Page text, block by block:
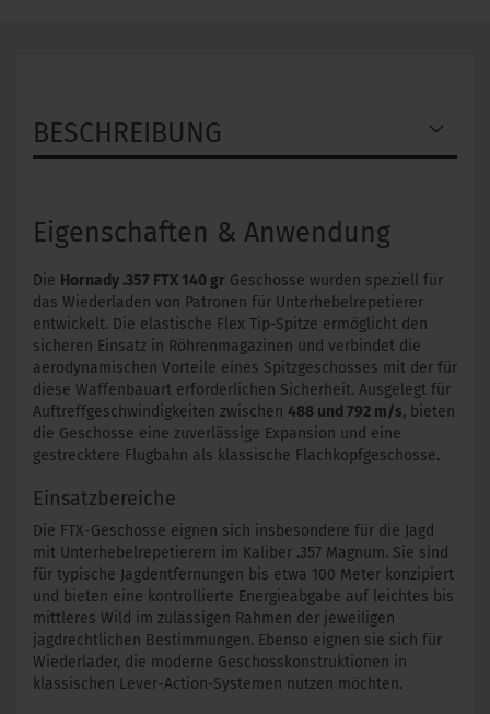
BESCHREIBUNG
Eigenschaften & Anwendung
Die Hornady .357 FTX 140 gr Geschosse wurden speziell für
das Wiederladen von Patronen für Unterhebelrepetierer
entwickelt. Die elastische Flex Tip-Spitze ermöglicht den
sicheren Einsatz in Röhrenmagazinen und verbindet die
aerodynamischen Vorteile eines Spitzgeschosses mit der für
diese Waffenbauart erforderlichen Sicherheit. Ausgelegt für
Auftreffgeschwindigkeiten zwischen 488 und 792 m/s, bieten
die Geschosse eine zuverlässige Expansion und eine
gestrecktere Flugbahn als klassische Flachkopfgeschosse.
Einsatzbereiche
Die FTX-Geschosse eignen sich insbesondere für die Jagd
mit Unterhebelrepetierern im Kaliber .357 Magnum. Sie sind
für typische Jagdentfernungen bis etwa 100 Meter konzipiert
und bieten eine kontrollierte Energieabgabe auf leichtes bis
mittleres Wild im zulässigen Rahmen der jeweiligen
jagdrechtlichen Bestimmungen. Ebenso eignen sie sich für
Wiederlader, die moderne Geschosskonstruktionen in
klassischen Lever-Action-Systemen nutzen möchten.